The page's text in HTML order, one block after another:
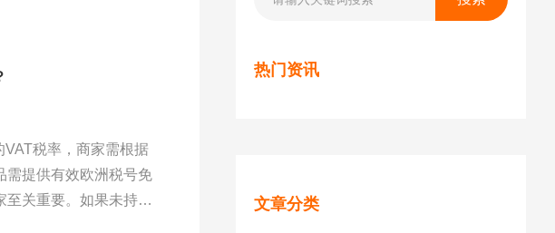
税率，商家需根据
需提供有效欧洲税号免
至关重要。如果未持有
热门资讯
文章分类